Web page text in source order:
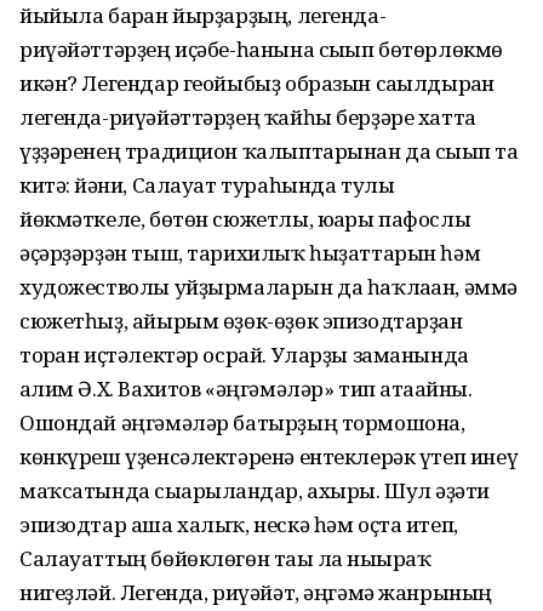
йыйыла барған йырҙарҙың, легенда-
риүәйәттәрҙең иҫәбе-һанына сығып бөтөрлөкмө
икән? Легендар геойыбыҙ образын сағылдырған
легенда-риүәйәттәрҙең ҡайһы берҙәре хатта
үҙҙәренең традицион ҡалыптарынан да сығып та
китә: йәғни, Салауат тураһында тулы
йөкмәткеле, бөтөн сюжетлы, юғары пафослы
әҫәрҙәрҙән тыш, тарихилыҡ һыҙаттарын һәм
худо­жестволы уйҙырмаларын да һаҡлаған, әммә
сюжетһыҙ, айы­рым өҙөк-өҙөк эпизодтарҙан
торған иҫтәлектәр осрай. Улар­ҙы заманында
ғалим Ә.X. Вахитов «әңгәмәләр» тип атағай­ны.
Ошондай әңгәмәләр батырҙың тормошона,
көнкүреш үҙенсәлектәренә ентеклерәк үтеп инеү
маҡсатында сығарылған­дар, ахыры. Шул ғәҙәти
эпизодтар аша халыҡ, нескә һәм оҫта итеп,
Салауаттың бөйөклөгөн тағы ла нығы­раҡ
нигеҙләй. Легенда, риүәйәт, әңгәмә жанрының